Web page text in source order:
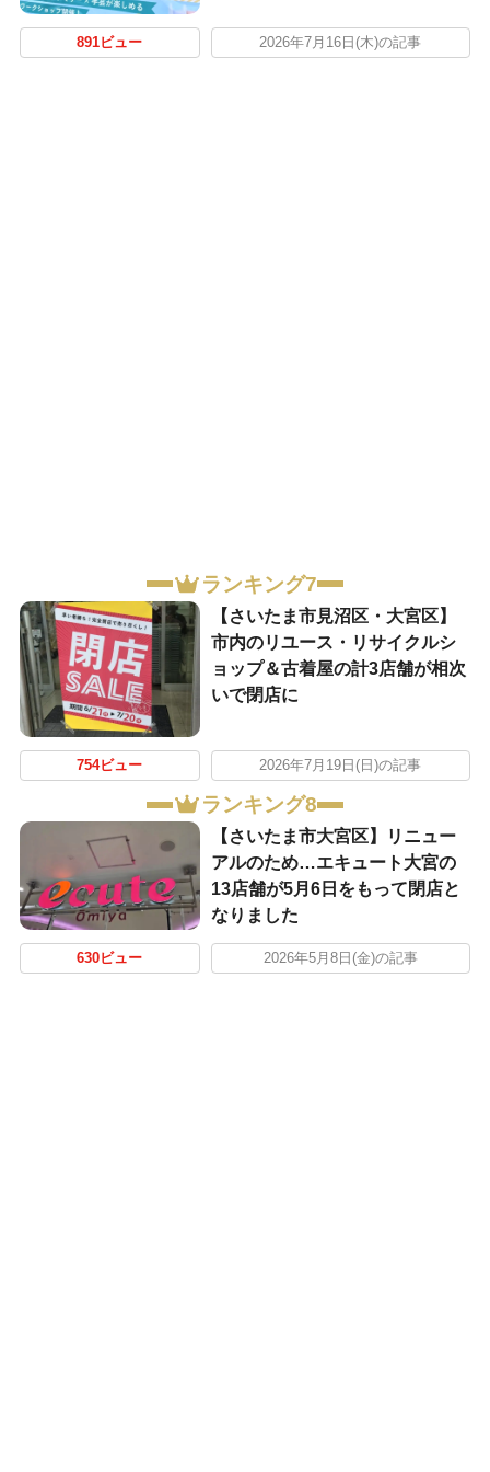
891ビュー 2026年7月16日(木)の記事
ランキング7
【さいたま市見沼区・大宮区】
市内のリユース・リサイクルシ
ョップ＆古着屋の計3店舗が相次
いで閉店に
754ビュー 2026年7月19日(日)の記事
ランキング8
【さいたま市大宮区】リニュー
アルのため…エキュート大宮の
13店舗が5月6日をもって閉店と
なりました
630ビュー 2026年5月8日(金)の記事